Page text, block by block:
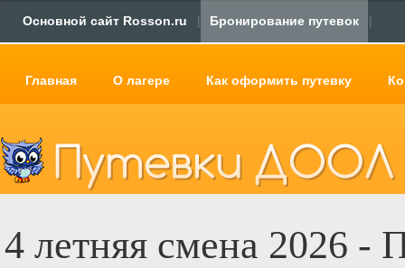
Основной сайт Rosson.ru | Бронирование путевок |
Главная О лагере Как оформить путевку
4 летняя смена 2026 -